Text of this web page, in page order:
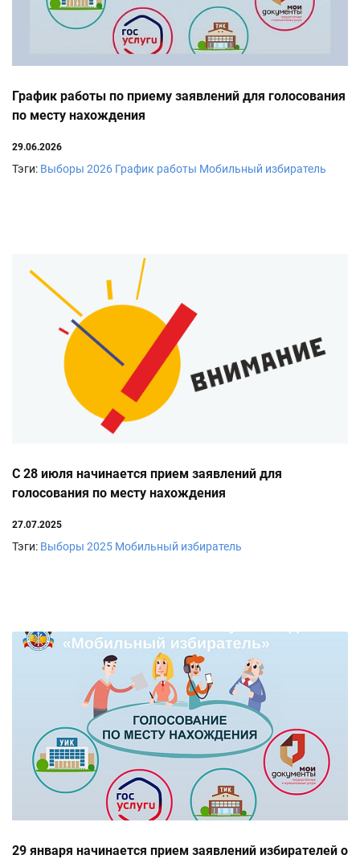
График работы по приему заявлений для голосования
по месту нахождения
29.06.2026
Тэги: Выборы 2026 График работы Мобильный избиратель
С 28 июля начинается прием заявлений для
голосования по месту нахождения
27.07.2025
Тэги: Выборы 2025 Мобильный избиратель
29 января начинается прием заявлений избирателей о